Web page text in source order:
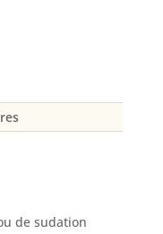
de sudation